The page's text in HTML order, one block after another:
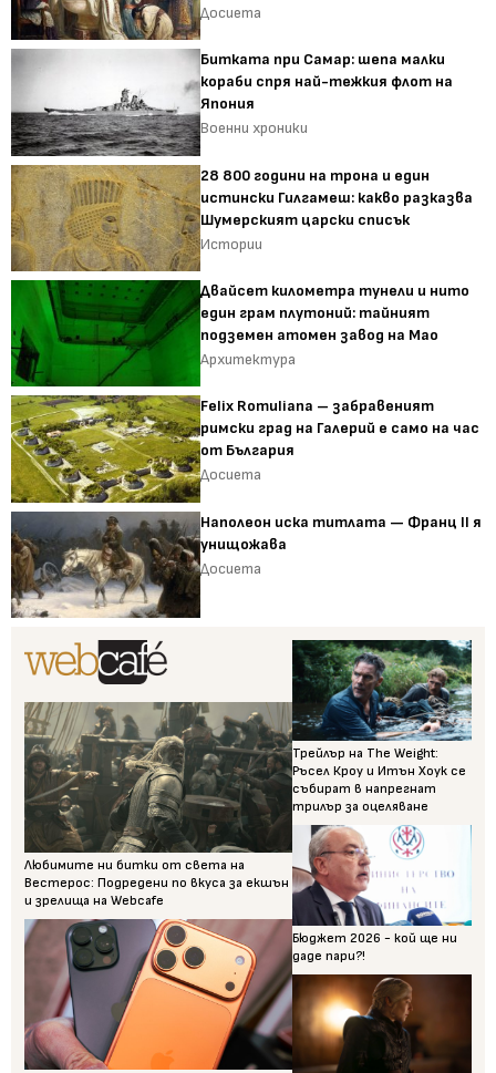
Досиета
Битката при Самар: шепа малки
кораби спря най-тежкия флот на
Япония
Военни хроники
28 800 години на трона и един
истински Гилгамеш: какво разказва
Шумерският царски списък
Истории
Двайсет километра тунели и нито
един грам плутоний: тайният
подземен атомен завод на Мао
Архитектура
Felix Romuliana – забравеният
римски град на Галерий е само на час
от България
Досиета
Наполеон иска титлата — Франц II я
унищожава
Досиета
Любимите ни битки от света на
Вестерос: Подредени по вкуса за екшън
и зрелища на Webcafe
Трейлър на The Weight:
Ръсел Кроу и Итън Хоук се
събират в напрегнат
трилър за оцеляване
Бюджет 2026 - кой ще ни
даде пари?!